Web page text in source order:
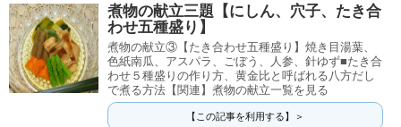
煮物の献立三題【にしん、穴子、たき合
わせ五種盛り】
煮物の献立③【たき合わせ五種盛り】焼き目湯葉、
色紙南瓜、アスパラ、ごぼう、人参、針ゆず■たき合
わせ５種盛りの作り方、黄金比と呼ばれる八方だし
で煮る方法【関連】煮物の献立一覧を見る
【この記事を利用する】＞